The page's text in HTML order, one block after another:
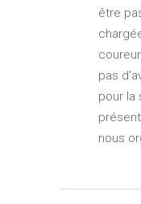
être
pas
pour la
nous